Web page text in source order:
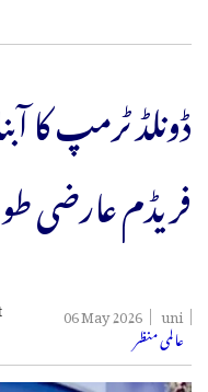
ڈونلڈ ٹرمپ کا
فریڈم عارضی
06 May 2026 uni
عالمی منظر